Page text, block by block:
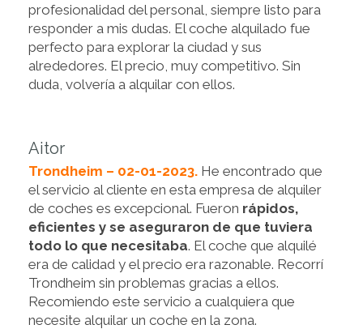
profesionalidad del personal, siempre listo para
responder a mis dudas. El coche alquilado fue
perfecto para explorar la ciudad y sus
alrededores. El precio, muy competitivo. Sin
duda, volvería a alquilar con ellos.
Aitor
Trondheim – 02-01-2023. He encontrado que
el servicio al cliente en esta empresa de alquiler
de coches es excepcional. Fueron rápidos,
eficientes y se aseguraron de que tuviera
todo lo que necesitaba. El coche que alquilé
era de calidad y el precio era razonable. Recorrí
Trondheim sin problemas gracias a ellos.
Recomiendo este servicio a cualquiera que
necesite alquilar un coche en la zona.